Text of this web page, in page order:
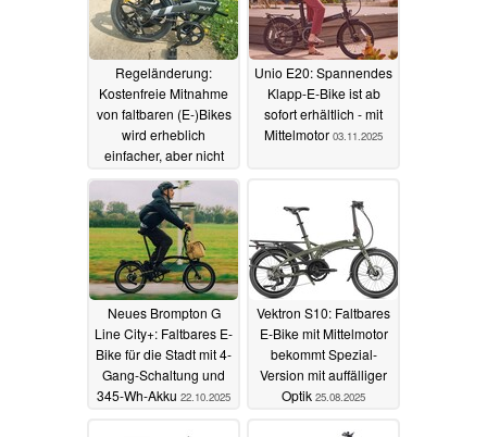
Regeländerung:
Kostenfreie Mitnahme
von faltbaren (E-)Bikes
wird erheblich
einfacher, aber nicht
07.12.2025
Unio E20: Spannendes
Klapp-E-Bike ist ab
sofort erhältlich - mit
Mittelmotor 03.11.2025
Neues Brompton G
Line City+: Faltbares E-
Bike für die Stadt mit 4-
Gang-Schaltung und
345-Wh-Akku 22.10.2025
Vektron S10: Faltbares
E-Bike mit Mittelmotor
bekommt Spezial-
Version mit auffälliger
Optik 25.08.2025